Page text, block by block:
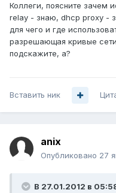
Коллеги, поясните зачем
relay - знаю, dhcp proxy -
для чего и где
разрешающая кривые
подскажите, а?
Вставить ник
anix
Опубликовано 27
В 27.01.2012 в